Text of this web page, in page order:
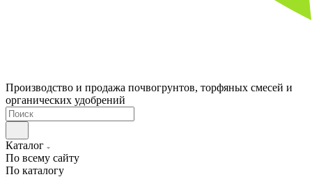
Производство и продажа почвогрунтов, торфяных смесей и
органических удобрений
Каталог
По всему сайту
По каталогу